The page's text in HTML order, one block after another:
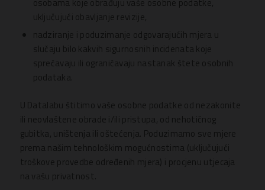
uključujući obavljanje revizije,
nadziranje i poduzimanje odgovarajućih mjera u
slučaju bilo kakvih sigurnosnih incidenata koje
sprečavaju ili ograničavaju nastanak štete osobnih
podataka.
U Datalabu štitimo vaše osobne podatke od nezakonite
ili neovlaštene obrade i/ili pristupa, od nehotičnog
gubitka, uništenja ili oštećenja. Poduzimamo sve mjere
prema našim tehnološkim mogućnostima (uključujući
troškove provedbe određenih mjera) i procjenu utjecaja
na vašu privatnost.